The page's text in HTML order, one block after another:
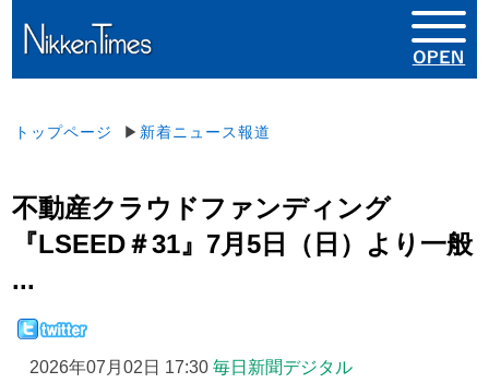
トップページ ▶ 新着ニュース報道
不動産クラウドファンディング
『LSEED＃31』7月5日（日）より一般
...
2026年07月02日 17:30 毎日新聞デジタル